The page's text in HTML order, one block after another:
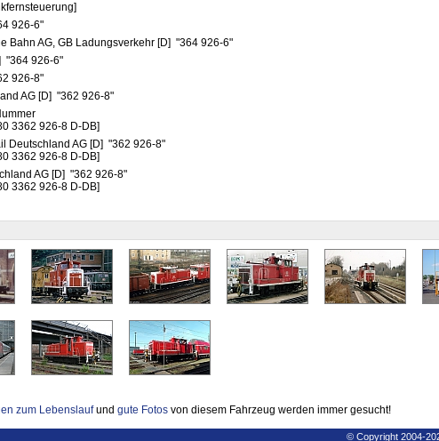
926-6"
Bahn AG, GB Ladungsverkehr [D] "364 926-6"
"364 926-6"
926-8"
AG [D] "362 926-8"
3362 926-8 D-DB]
Deutschland AG [D] "362 926-8"
3362 926-8 D-DB]
AG [D] "362 926-8"
3362 926-8 D-DB]
zum Lebenslaufund gute Fotos von diesem Fahrzeug werden immer gesucht!
© Copyright 2004-